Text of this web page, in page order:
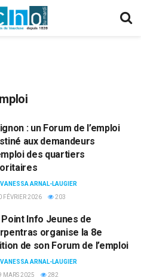
: un Forum de l’emploi
aux demandeurs
des quartiers
VANESSA ARNAL-LAUGIER
FÉVRIER 2026
203
Point Info Jeunes de
organise la 8e
de son Forum de l’emploi
VANESSA ARNAL-LAUGIER
MARS 2025
282